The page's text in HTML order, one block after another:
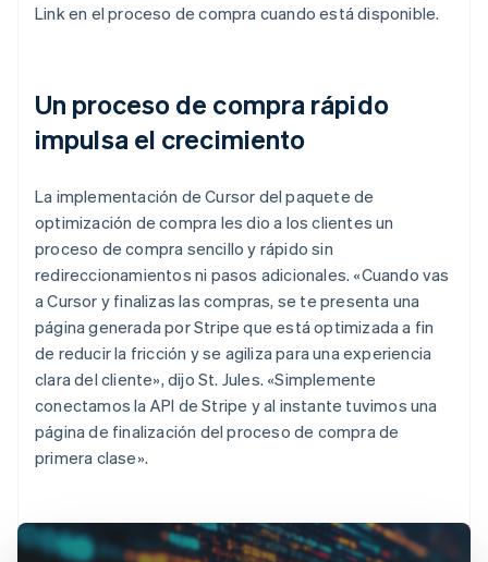
Link en el proceso de compra cuando está disponible.
Un proceso de compra rápido
impulsa el crecimiento
La implementación de Cursor del paquete de
optimización de compra les dio a los clientes un
proceso de compra sencillo y rápido sin
redireccionamientos ni pasos adicionales. «Cuando vas
a Cursor y finalizas las compras, se te presenta una
página generada por Stripe que está optimizada a fin
de reducir la fricción y se agiliza para una experiencia
clara del cliente», dijo St. Jules. «Simplemente
conectamos la API de Stripe y al instante tuvimos una
página de finalización del proceso de compra de
primera clase».